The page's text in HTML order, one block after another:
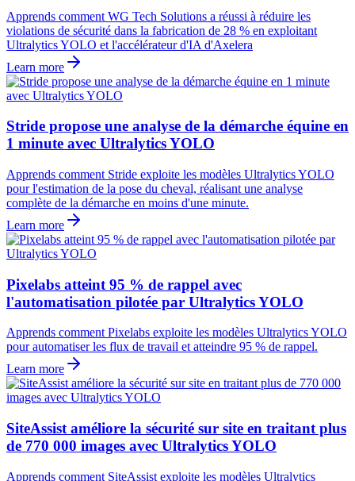
Apprends comment WG Tech Solutions a réussi à réduire les
violations de sécurité dans la fabrication de 28 % en exploitant
Ultralytics YOLO et l'accélérateur d'IA d'Axelera
Learn more
Stride propose une analyse de la démarche équine en
1 minute avec Ultralytics YOLO
Apprends comment Stride exploite les modèles Ultralytics YOLO
pour l'estimation de la pose du cheval, réalisant une analyse
complète de la démarche en moins d'une minute.
Learn more
Pixelabs atteint 95 % de rappel avec
l'automatisation pilotée par Ultralytics YOLO
Apprends comment Pixelabs exploite les modèles Ultralytics YOLO
pour automatiser les flux de travail et atteindre 95 % de rappel.
Learn more
SiteAssist améliore la sécurité sur site en traitant plus
de 770 000 images avec Ultralytics YOLO
Apprends comment SiteAssist exploite les modèles Ultralytics